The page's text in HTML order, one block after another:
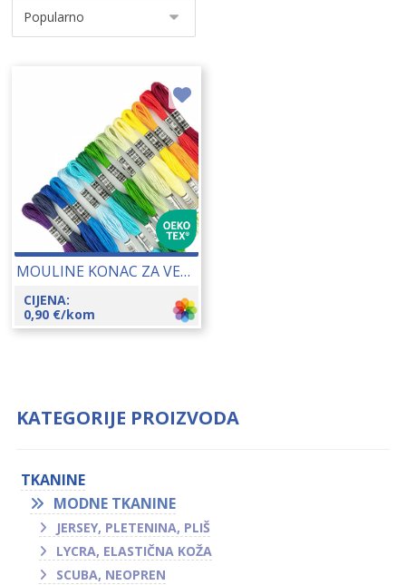
MOULINE KONAC ZA VEZENJE 25148
CIJENA:
0,90 €/kom
KATEGORIJE PROIZVODA
TKANINE
MODNE TKANINE
JERSEY, PLETENINA, PLIŠ
LYCRA, ELASTIČNA KOŽA
SCUBA, NEOPREN